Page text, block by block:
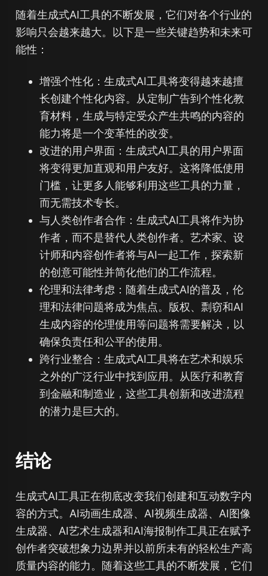
随着生成式AI工具的不断发展，它们对各个行业的
影响只会越来越大。以下是一些关键趋势和未来可
能性：
增强个性化：生成式AI工具将变得越来越擅
长创建个性化内容。从定制广告到个性化教
育材料，生成与特定受众产生共鸣的内容的
能力将是一个变革性的改变。
改进的用户界面：生成式AI工具的用户界面
将变得更加直观和用户友好。这将降低使用
门槛，让更多人能够利用这些工具的力量，
而无需技术专长。
与人类创作者合作：生成式AI工具将作为协
作者，而不是替代人类创作者。艺术家、设
计师和内容创作者将与AI一起工作，探索新
的创意可能性并简化他们的工作流程。
伦理和法律考虑：随着生成式AI的普及，伦
理和法律问题将成为焦点。版权、剽窃和AI
生成内容的伦理使用等问题将需要解决，以
确保负责任和公平的使用。
跨行业整合：生成式AI工具将在艺术和娱乐
之外的广泛行业中找到应用。从医疗和教育
到金融和制造业，这些工具创新和改进流程
的潜力是巨大的。
结论
生成式AI工具正在彻底改变我们创建和互动数字内
容的方式。AI动画生成器、AI视频生成器、AI图像
生成器、AI艺术生成器和AI海报制作工具正在赋予
创作者突破想象力边界并以前所未有的轻松生产高
质量内容的能力。随着这些工具的不断发展，它们